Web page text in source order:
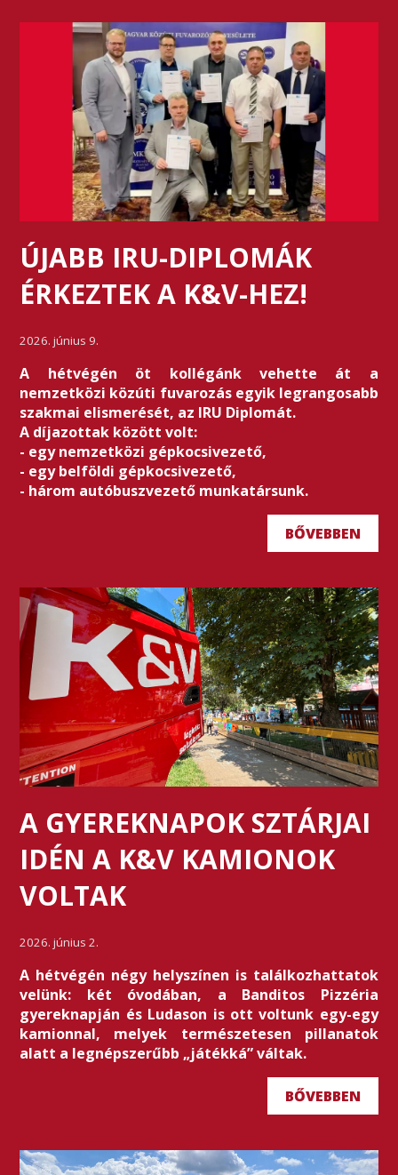
ÚJABB IRU-DIPLOMÁK
ÉRKEZTEK A K&V-HEZ!
2026. június 9.
A hétvégén öt kollégánk vehette át a
nemzetközi közúti fuvarozás egyik legrangosabb
szakmai elismerését, az IRU Diplomát.
A díjazottak között volt:
- egy nemzetközi gépkocsivezető,
- egy belföldi gépkocsivezető,
- három autóbuszvezető munkatársunk.
BŐVEBBEN
A GYEREKNAPOK SZTÁRJAI
IDÉN A K&V KAMIONOK
VOLTAK
2026. június 2.
A hétvégén négy helyszínen is találkozhattatok
velünk: két óvodában, a Banditos Pizzéria
gyereknapján és Ludason is ott voltunk egy-egy
kamionnal, melyek természetesen pillanatok
alatt a legnépszerűbb „játékká” váltak.
BŐVEBBEN